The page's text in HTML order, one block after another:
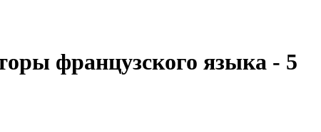
французского языка - 5